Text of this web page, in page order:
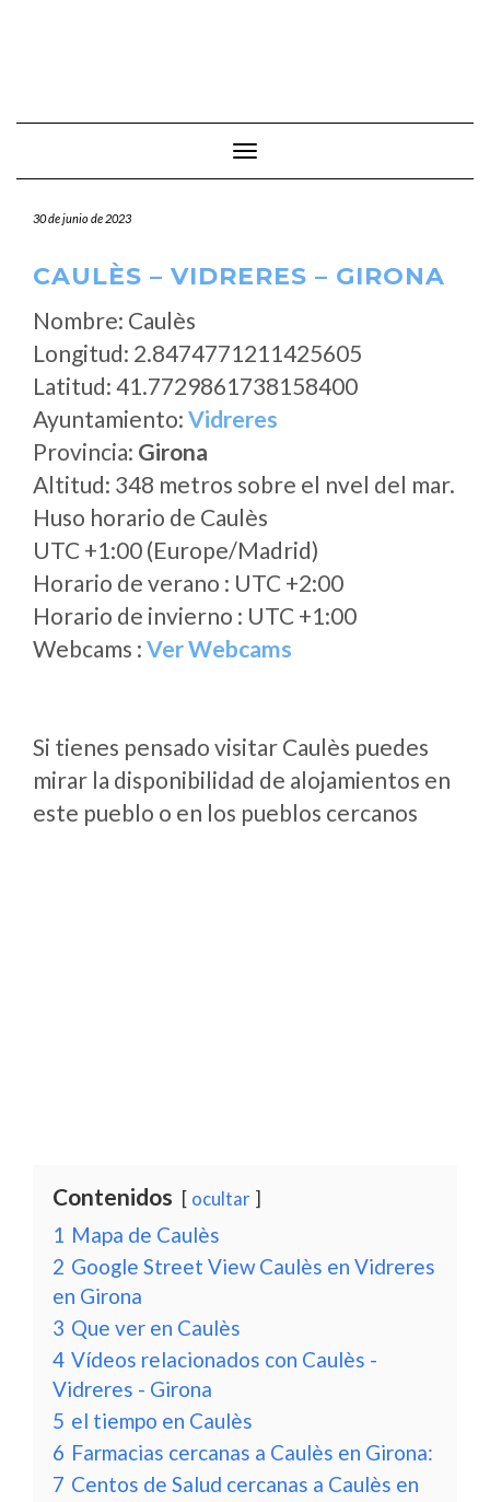
Cambiar modo de navegación
30 de junio de 2023
CAULÈS – VIDRERES – GIRONA
Nombre: Caulès
Longitud: 2.8474771211425605
Latitud: 41.7729861738158400
Ayuntamiento: Vidreres
Provincia: Girona
Altitud: 348 metros sobre el nvel del mar.
Huso horario de Caulès
UTC +1:00 (Europe/Madrid)
Horario de verano : UTC +2:00
Horario de invierno : UTC +1:00
Webcams : Ver Webcams
Si tienes pensado visitar Caulès puedes
mirar la disponibilidad de alojamientos en
este pueblo o en los pueblos cercanos
Contenidos ocultar
1 Mapa de Caulès
2 Google Street View Caulès en Vidreres
en Girona
3 Que ver en Caulès
4 Vídeos relacionados con Caulès -
Vidreres - Girona
5 el tiempo en Caulès
6 Farmacias cercanas a Caulès en Girona:
7 Centos de Salud cercanas a Caulès en